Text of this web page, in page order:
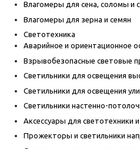
Влагомеры для сена, соломы и
Влагомеры для зерна и семян
Светотехника
Аварийное и ориентационное
Взрывобезопасные световые
Светильники для освещения
Светильники для освещения
Светильники настенно-
Аксессуары для светотехники
Прожекторы и светильники